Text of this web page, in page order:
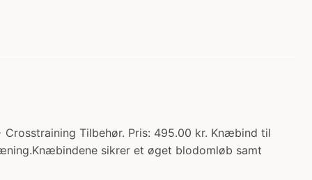
Tilbehør. Pris: 495.00 kr. Knæbind til
sikrer et øget blodomløb samt